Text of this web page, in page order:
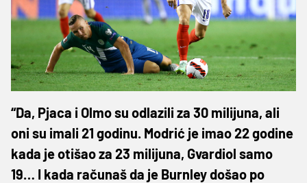
“Da, Pjaca i Olmo su odlazili za 30 milijuna, ali
oni su imali 21 godinu. Modrić je imao 22 godine
kada je otišao za 23 milijuna, Gvardiol samo
19… I kada računaš da je Burnley došao po